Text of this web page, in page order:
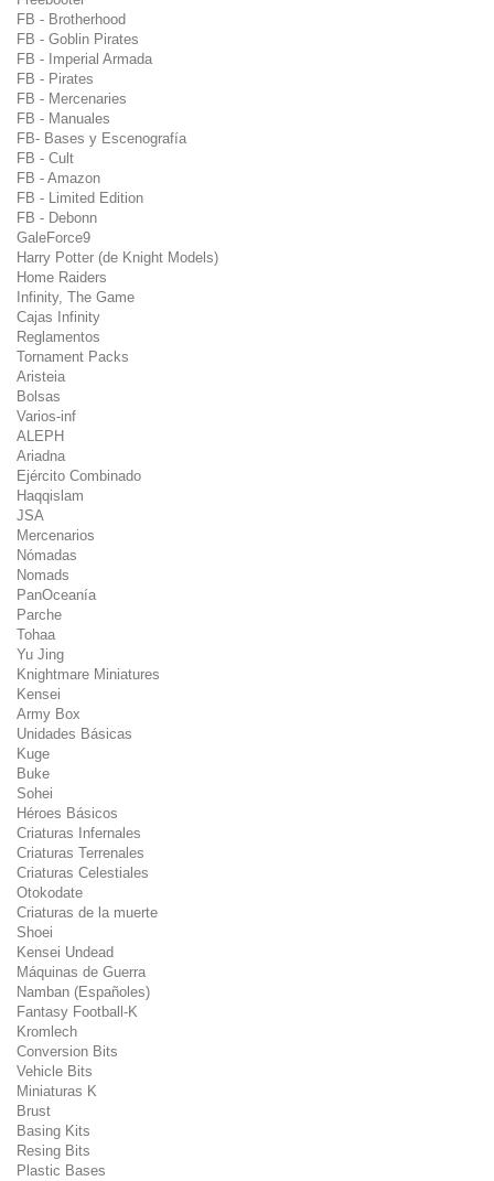
FB - Brotherhood
FB - Goblin Pirates
FB - Imperial Armada
FB - Pirates
FB - Mercenaries
FB - Manuales
FB- Bases y Escenografía
FB - Cult
FB - Amazon
FB - Limited Edition
FB - Debonn
GaleForce9
Harry Potter (de Knight Models)
Home Raiders
Infinity, The Game
Cajas Infinity
Reglamentos
Tornament Packs
Aristeia
Bolsas
Varios-inf
ALEPH
Ariadna
Ejército Combinado
Haqqislam
JSA
Mercenarios
Nómadas
Nomads
PanOceanía
Parche
Tohaa
Yu Jing
Knightmare Miniatures
Kensei
Army Box
Unidades Básicas
Kuge
Buke
Sohei
Héroes Básicos
Criaturas Infernales
Criaturas Terrenales
Criaturas Celestiales
Otokodate
Criaturas de la muerte
Shoei
Kensei Undead
Máquinas de Guerra
Namban (Españoles)
Fantasy Football-K
Kromlech
Conversion Bits
Vehicle Bits
Miniaturas K
Brust
Basing Kits
Resing Bits
Plastic Bases